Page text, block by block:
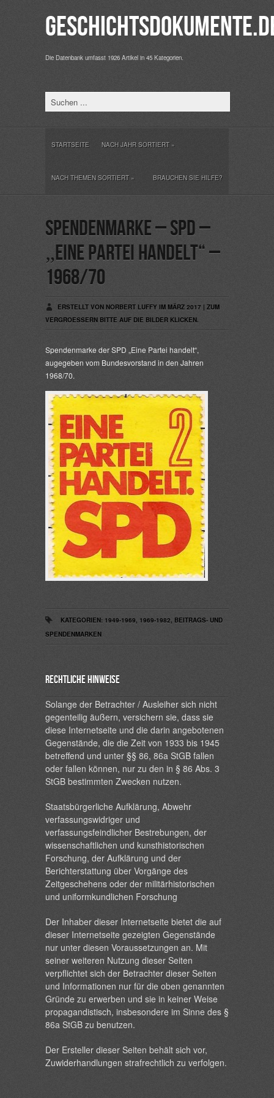
Die Datenbank umfasst 1926 Artikel in 45 Kategorien.
STARTSEITE NACH JAHR SORTIERT»
NACH THEMEN SORTIERT» BRAUCHEN SIE HILFE?
Spendenmarke – SPD –
„Eine Partei handelt“ –
1968/70
ERSTELLT VON NORBERT LUFFY IM MÄRZ 2017 | ZUM
VERGROESSERN BITTE AUF DIE BILDER KLICKEN.
Spendenmarke der SPD „Eine Partei handelt“,
augegeben vom Bundesvorstand in den Jahren
1968/70.
KATEGORIEN: 1949-1969, 1969-1982, BEITRAGS- UND
SPENDENMARKEN
Rechtliche Hinweise
Solange der Betrachter / Ausleiher sich nicht
gegenteilig äußern, versichern sie, dass sie
diese Internetseite und die darin angebotenen
Gegenstände, die die Zeit von 1933 bis 1945
betreffend und unter §§ 86, 86a StGB fallen
oder fallen können, nur zu den in § 86 Abs. 3
StGB bestimmten Zwecken nutzen.
Staatsbürgerliche Aufklärung, Abwehr
verfassungswidriger und
verfassungsfeindlicher Bestrebungen, der
wissenschaftlichen und kunsthistorischen
Forschung, der Aufklärung und der
Berichterstattung über Vorgänge des
Zeitgeschehens oder der militärhistorischen
und uniformkundlichen Forschung
Der Inhaber dieser Internetseite bietet die auf
dieser Internetseite gezeigten Gegenstände
nur unter diesen Voraussetzungen an. Mit
seiner weiteren Nutzung dieser Seiten
verpflichtet sich der Betrachter dieser Seiten
und Informationen nur für die oben genannten
Gründe zu erwerben und sie in keiner Weise
propagandistisch, insbesondere im Sinne des §
86a StGB zu benutzen.
Der Ersteller dieser Seiten behält sich vor,
Zuwiderhandlungen strafrechtlich zu verfolgen.